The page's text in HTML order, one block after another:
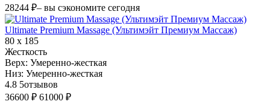
28244 ₽– вы сэкономите сегодня
Ultimate Premium Massage (Ультимэйт Премиум Массаж)
80 х 185
Жесткость
Верх: Умеренно-жесткая
Низ: Умеренно-жесткая
4.8 5отзывов
36600 ₽ 61000 ₽